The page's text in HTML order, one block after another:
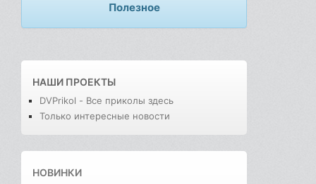
Полезное
НАШИ ПРОЕКТЫ
DVPrikol - Все приколы здесь
Только интересные новости
НОВИНКИ